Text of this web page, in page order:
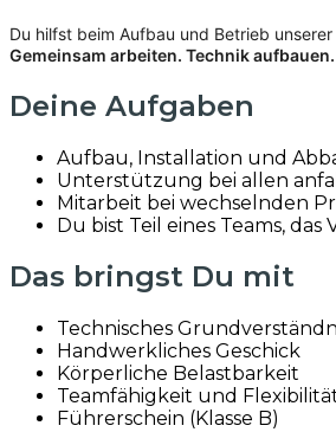
Du hilfst beim Aufbau und Betrieb
Gemeinsam arbeiten. Technik
Deine Aufgaben
Aufbau, Installation und
Unterstützung bei allen
Mitarbeit bei wechselnden
Du bist Teil eines Teams,
Das bringst Du mit
Technisches
Handwerkliches Geschick
Körperliche Belastbarkeit
Teamfähigkeit und
Führerschein (Klasse B)